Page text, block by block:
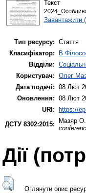
Текст
Завантажити
Тип ресурсу: Стаття
Класифікатор:
B
Відділи:
Користувач: Олег
Дата подачі: 08 Лют
Оновлення: 08 Лют
URI:
https://
ДСТУ 8302:2015:
Мазяр
Дії
Оглянути опис